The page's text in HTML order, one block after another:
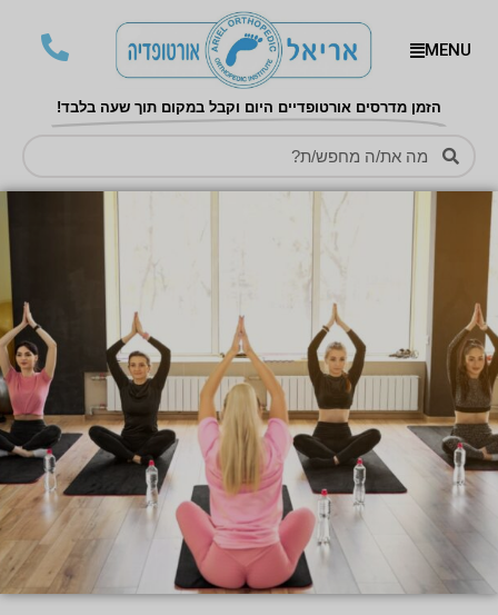
MENU
הזמן מדרסים אורטופדיים היום וקבל במקום תוך שעה בלבד!